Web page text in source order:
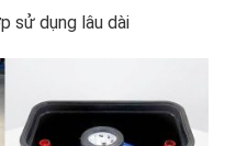
sử dụng lâu dài